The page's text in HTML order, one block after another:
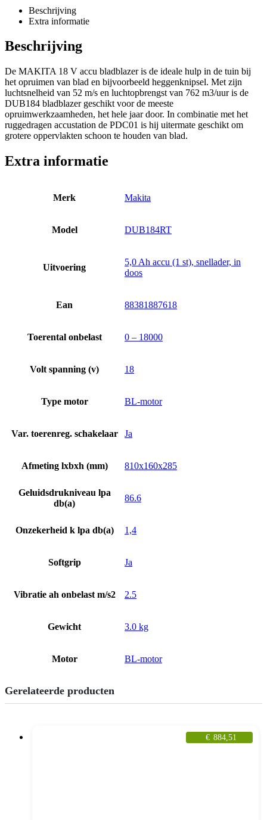
Beschrijving
Extra informatie
Beschrijving
De MAKITA 18 V accu bladblazer is de ideale hulp in de tuin bij
het opruimen van blad en bijvoorbeeld heggenknipsel. Met zijn
luchtsnelheid van 52 m/s en luchtopbrengst van 762 m3/uur is de
DUB184 bladblazer geschikt voor de meeste
opruimwerkzaamheden, het hele jaar door. In combinatie met het
ruggedragen accustation de PDC01 is hij uitermate geschikt om
grotere oppervlakten schoon te houden van blad.
Extra informatie
Merk Makita
Model DUB184RT
Uitvoering
5,0 Ah accu (1 st), snellader, in
doos
Ean 88381887618
Toerental onbelast 0 – 18000
Volt spanning (v) 18
Type motor BL-motor
Var. toerenreg. schakelaar Ja
Afmeting lxbxh (mm) 810x160x285
Geluidsdrukniveau lpa
db(a)
86.6
Onzekerheid k lpa db(a) 1,4
Softgrip Ja
Vibratie ah onbelast m/s2 2.5
Gewicht 3.0 kg
Motor BL-motor
Gerelateerde producten
€ 884,51